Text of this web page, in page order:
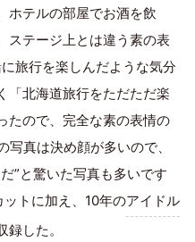
ホテルの部屋でお酒を飲
ステージ上とは違う素の表
旅行を楽しんだような気分
「北海道旅行をただただ楽
たので、完全な素の表情の
真は決め顔が多いので、
”と驚いた写真も多いです
ットに加え、10年のアイドル
した。